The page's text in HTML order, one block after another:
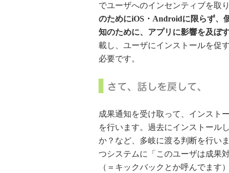
でユーザへのインセンティブを取
のためにiOS・Androidに限らず、
知のために、アプリに影響を及ぼ
載し、ユーザにインストールを促
必要です。
成果通知を受け取って、インスト
を行います。過去にインストール
か？など、多岐に渡る判断を行い
つシステムに「このユーザは成果
（＝キックバックとか呼んでます